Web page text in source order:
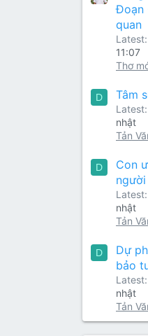
Đoạn
quan
11:07
Thơ
D Tâm
nhật
Tản
D
Con
nhật
Tản
D
Dự
bảo
nhật
Tản